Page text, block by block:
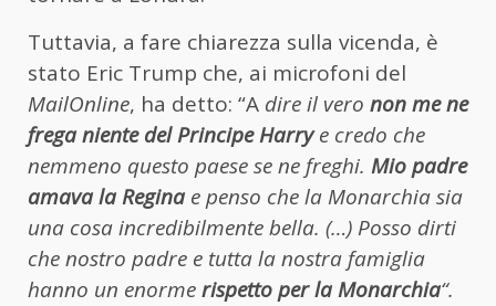
Tuttavia, a fare chiarezza sulla vicenda, è
stato Eric Trump che, ai microfoni del
MailOnline, ha detto: “A dire il vero non me ne
frega niente del Principe Harrye credo che
nemmeno questo paese se ne freghi. Mio padre
amava la Regina e penso che la Monarchia sia
una cosa incredibilmente bella. (…) Posso dirti
che nostro padre e tutta la nostra famiglia
hanno un enormerispetto per la Monarchia“.